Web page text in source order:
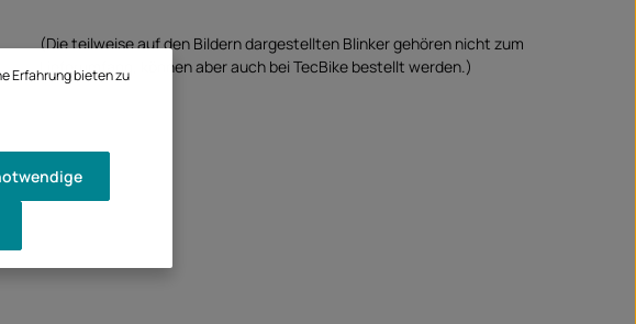
(Die teilweise auf den Bildern dargestellten Blinker gehören nicht zum
Lieferumfang, können aber auch bei TecBike bestellt werden.)
Erfahrung bieten zu